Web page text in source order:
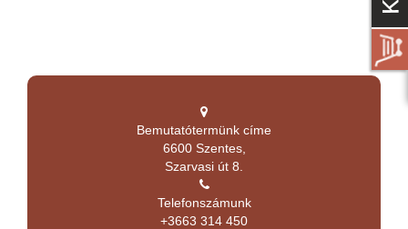
Bemutatótermünk címe
6600 Szentes,
Szarvasi út 8.
Telefonszámunk
+3663 314 450